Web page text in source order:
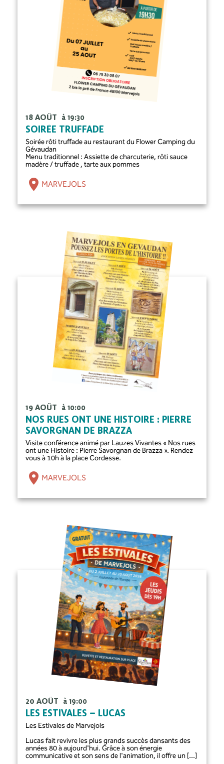
18 AOÛT à 19:30
SOIRÉE TRUFFADE
Soirée rôti truffade au restaurant du Flower Camping du
Gévaudan
Menu traditionnel : Assiette de charcuterie, rôti sauce
madère / truffade , tarte aux pommes
MARVEJOLS
19 AOÛT à 10:00
NOS RUES ONT UNE HISTOIRE : PIERRE
SAVORGNAN DE BRAZZA
Visite conférence animé par Lauzes Vivantes « Nos rues
ont une Histoire : Pierre Savorgnan de Brazza ». Rendez
vous à 10h à la place Cordesse.
MARVEJOLS
20 AOÛT à 19:00
LES ESTIVALES – LUCAS
Les Estivales de Marvejols
Lucas fait revivre les plus grands succès dansants des
années 80 à aujourd'hui. Grâce à son énergie
communicative et son sens de l'animation, il offre un [...]